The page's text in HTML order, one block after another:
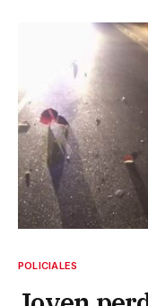
POLICIALES